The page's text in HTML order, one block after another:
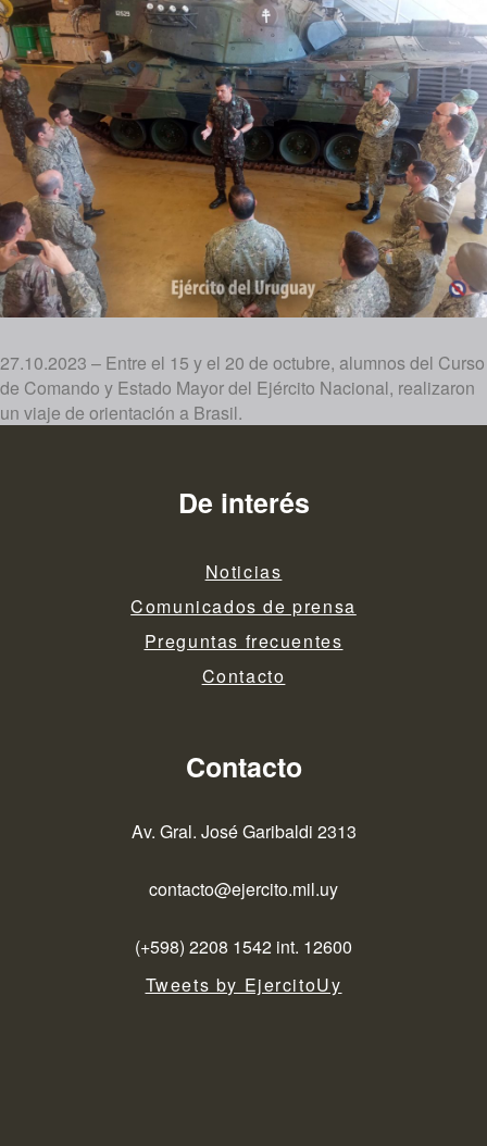
27.10.2023 – Entre el 15 y el 20 de octubre, alumnos del Curso
de Comando y Estado Mayor del Ejército Nacional, realizaron
un viaje de orientación a Brasil.
De interés
Noticias
Comunicados de prensa
Preguntas frecuentes
Contacto
Contacto
Av. Gral. José Garibaldi 2313
contacto@ejercito.mil.uy
(+598) 2208 1542 int. 12600
Tweets by EjercitoUy